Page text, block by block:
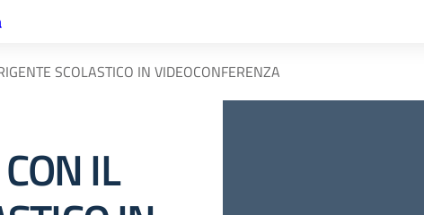
SCOLASTICO IN VIDEOCONFERENZA
IL